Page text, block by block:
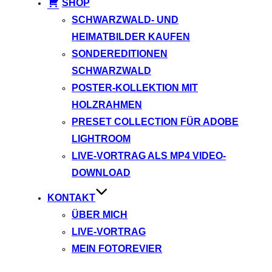
SHOP
SCHWARZWALD- UND
HEIMATBILDER KAUFEN
SONDEREDITIONEN
SCHWARZWALD
POSTER-KOLLEKTION MIT
HOLZRAHMEN
PRESET COLLECTION FÜR ADOBE
LIGHTROOM
LIVE-VORTRAG ALS MP4 VIDEO-
DOWNLOAD
KONTAKT
ÜBER MICH
LIVE-VORTRAG
MEIN FOTOREVIER